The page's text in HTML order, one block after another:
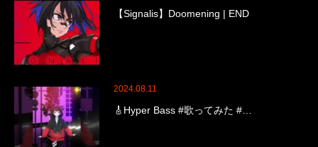
【Signalis】Doomening | END
2024.08.11
🎸Hyper Bass #歌ってみた #…